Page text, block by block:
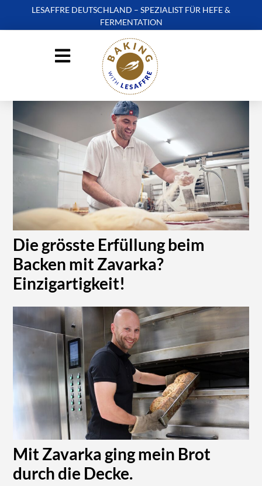
LESAFFRE DEUTSCHLAND – SPEZIALIST FÜR HEFE &
FERMENTATION
Die grösste Erfüllung beim
Backen mit Zavarka?
Einzigartigkeit!
Mit Zavarka ging mein Brot
durch die Decke.